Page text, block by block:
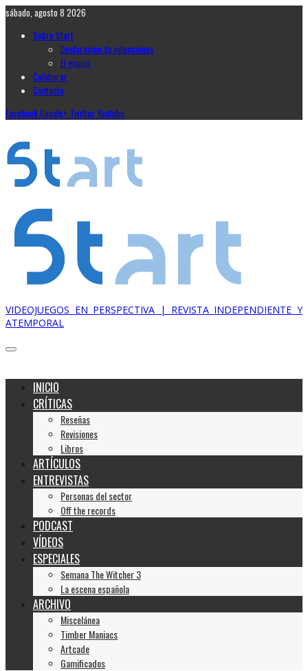
sábado, agosto 8 2026
Sobre Start
Declaración de intenciones
El equipo
Colaborar
Contacto
FacebookGoogle+ TwitterYoutube
VIDEOJUEGOS EN PERSPECTIVA | REVISTA INDEPENDIENTE Y
ATEMPORAL
INICIO
CRÍTICAS
Reseñas
Revisiones
Libros
ARTÍCULOS
ENTREVISTAS
Personas del sector
Off the records
PODCAST
VÍDEOS
ESPECIALES
Semana The Witcher 3
La escena española
ARCHIVO
Miscelánea
Timber Maniacs
Artcade
Gamificados